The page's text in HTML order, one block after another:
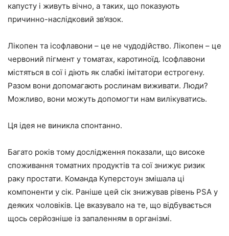
капусту і живуть вічно, а таких, що показують
причинно-наслідковий зв’язок.
Лікопен та ісофлавони – це не чудодійство. Лікопен – це
червоний пігмент у томатах, каротиноїд. Ісофлавони
містяться в сої і діють як слабкі імітатори естрогену.
Разом вони допомагають рослинам виживати. Люди?
Можливо, вони можуть допомогти нам вилікуватись.
Ця ідея не виникла спонтанно.
Багато років тому дослідження показали, що високе
споживання томатних продуктів та сої знижує ризик
раку простати. Команда Куперстоун змішала ці
компоненти у сік. Раніше цей сік знижував рівень PSA у
деяких чоловіків. Це вказувало на те, що відбувається
щось серйозніше із запаленням в організмі.